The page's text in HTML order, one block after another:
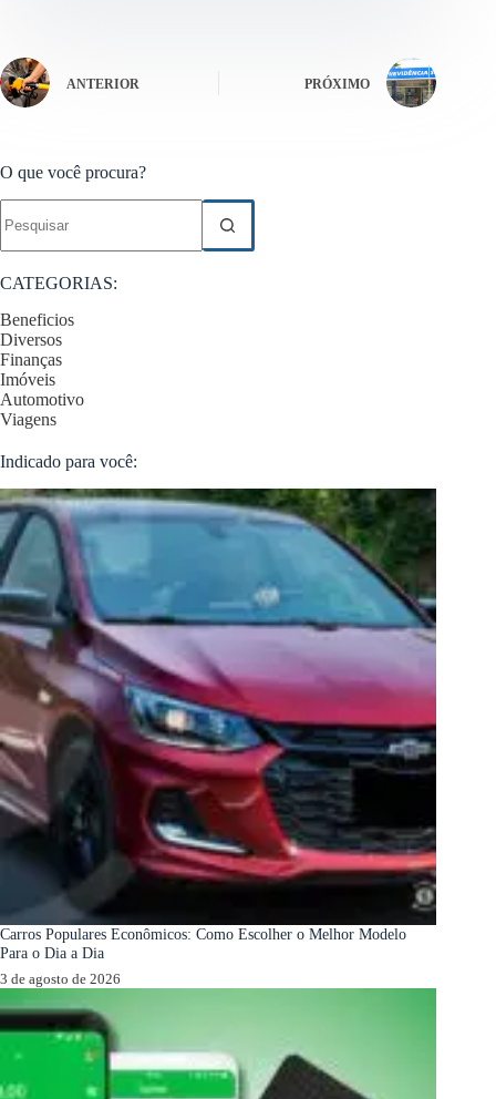
ANTERIOR PRÓXIMO
O que você procura?
resultados
CATEGORIAS:
Beneficios
Diversos
Finanças
Imóveis
Automotivo
Viagens
Indicado para você:
Carros Populares Econômicos: Como Escolher o Melhor Modelo
Para o Dia a Dia
3 de agosto de 2026